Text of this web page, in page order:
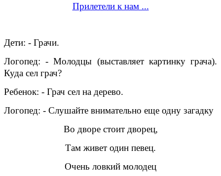
Прилетели к нам ...
Дети: - Грачи.
Логопед: - Молодцы (выставляет картинку грача).
Куда сел грач?
Ребенок: - Грач сел на дерево.
Логопед: - Слушайте внимательно еще одну загадку
Во дворе стоит дворец,
Там живет один певец.
Очень ловкий молодец